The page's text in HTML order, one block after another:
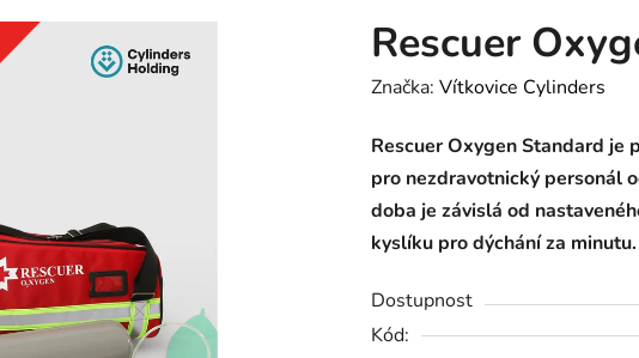
Rescuer
Značka: Vítkovice Cylinders
Rescuer Oxygen Standard
pro nezdravotnický personál
doba je závislá od
kyslíku pro dýchání za minutu.
Dostupnost
Kód: